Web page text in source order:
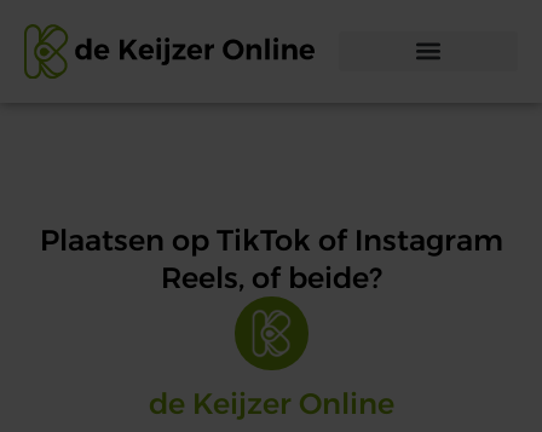
Plaatsen op TikTok of Instagram
Reels, of beide?
de Keijzer Online